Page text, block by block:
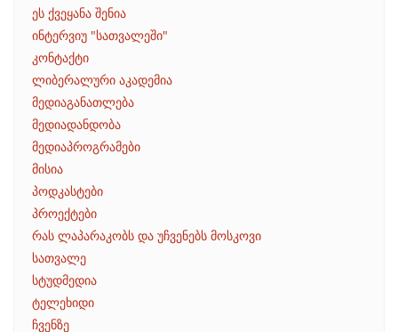
ეს ქვეყანა შენია
ინტერვიუ "სათვალეში"
კონტაქტი
ლიბერალური აკადემია
მედიაგანათლება
მედიადანდობა
მედიაპროგრამები
მისია
პოდკასტები
პროექტები
რას ლაპარაკობს და უჩვენებს მოსკოვი
სათვალე
სტუდმედია
ტელეხიდი
ჩვენზე